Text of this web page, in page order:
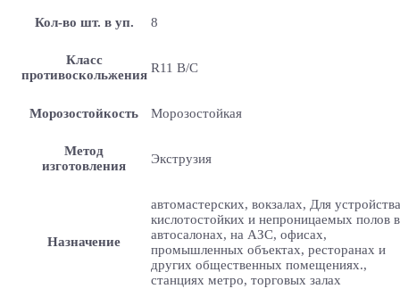
Кол-во шт. в уп. 8
Класс
противоскольжения R11 B/C
Морозостойкость Морозостойкая
Метод
изготовления
Экструзия
Назначение
автомастерских, вокзалах, Для устройства
кислотостойких и непроницаемых полов в
автосалонах, на АЗС, офисах,
промышленных объектах, ресторанах и
других общественных помещениях.,
станциях метро, торговых залах